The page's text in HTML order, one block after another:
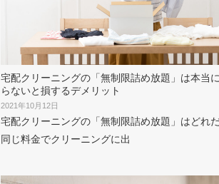
宅配クリーニングの「無制限詰め放題」は本当
らないと損するデメリット
2021年10月12日
宅配クリーニングの「無制限詰め放題」はどれ
同じ料金でクリーニングに出